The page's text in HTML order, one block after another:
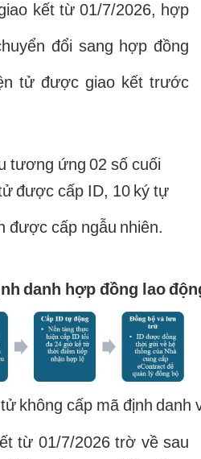
kết từ 01/7/2026, hợp
đổi sang hợp đồng
tử được giao kết trước
tương ứng 02 số cuối
được cấp ID, 10 ký tự
được cấp ngẫu nhiên.
danh hợp đồng lao
không cấp mã định
từ 01/7/2026 trờ về sau